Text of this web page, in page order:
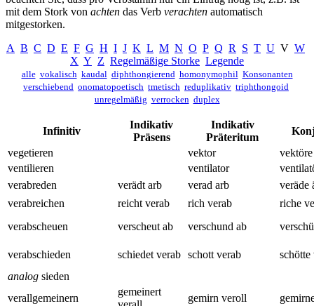
mit dem Stork von achten das Verb verachten automatisch
mitgestorken.
A B C D E F G H I J K L M N O P Q R S T U V W
X Y Z Regelmäßige Storke Legende
alle vokalisch kaudal diphthongierend homonymophil Konsonanten
verschiebend onomatopoetisch tmetisch reduplikativ triphthongoid
unregelmäßig verrocken duplex
Infinitiv
Indikativ
Präsens
Indikativ
Präteritum
vegetieren
vektor
vektöre
ventilieren
ventilator
verabreden
verädt arb verad arb
veräde
verabreichen
reicht verab rich verab
riche
verabscheuen
verscheut ab verschund ab
verabschieden schiedet verab schott verab
schötte
analog sieden
verallgemeinern
gemeinert
gemirn veroll